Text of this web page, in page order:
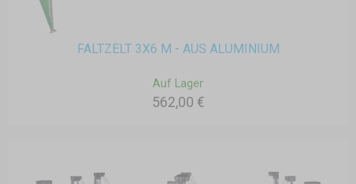
FALTZELT 3X6 M - AUS ALUMINIUM
Auf Lager
562,00 €